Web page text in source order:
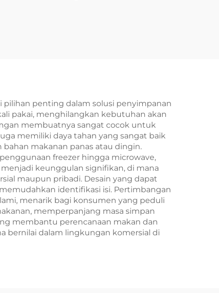
Baru/Christmas
penting dalam solusi penyimpanan
pakai, menghilangkan kebutuhan akan
membuatnya sangat cocok untuk
memiliki daya tahan yang sangat baik
makanan panas atau dingin.
freezer hingga microwave,
keunggulan signifikan, di mana
maupun pribadi. Desain yang dapat
identifikasi isi. Pertimbangan
menarik bagi konsumen yang peduli
memperpanjang masa simpan
membantu perencanaan makan dan
bernilai dalam lingkungan komersial di